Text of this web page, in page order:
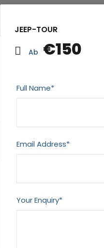
JEEP-TOUR
Ab €150
Full Name*
Email Address*
Your Enquiry*